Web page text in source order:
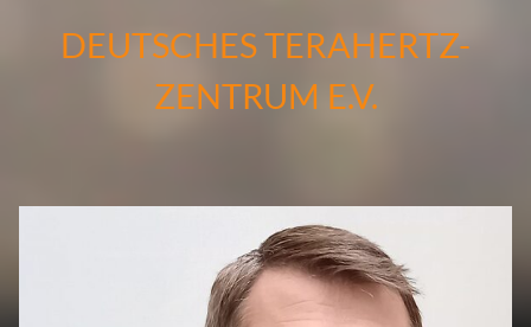
DEUTSCHES TERAHERTZ-
ZENTRUM E.V.